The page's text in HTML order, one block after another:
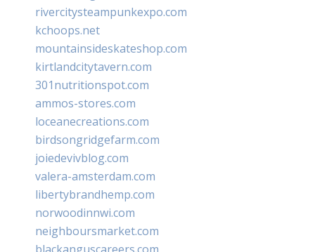
rivercitysteampunkexpo.com
kchoops.net
mountainsideskateshop.com
kirtlandcitytavern.com
301nutritionspot.com
ammos-stores.com
loceanecreations.com
birdsongridgefarm.com
joiedevivblog.com
valera-amsterdam.com
libertybrandhemp.com
norwoodinnwi.com
neighboursmarket.com